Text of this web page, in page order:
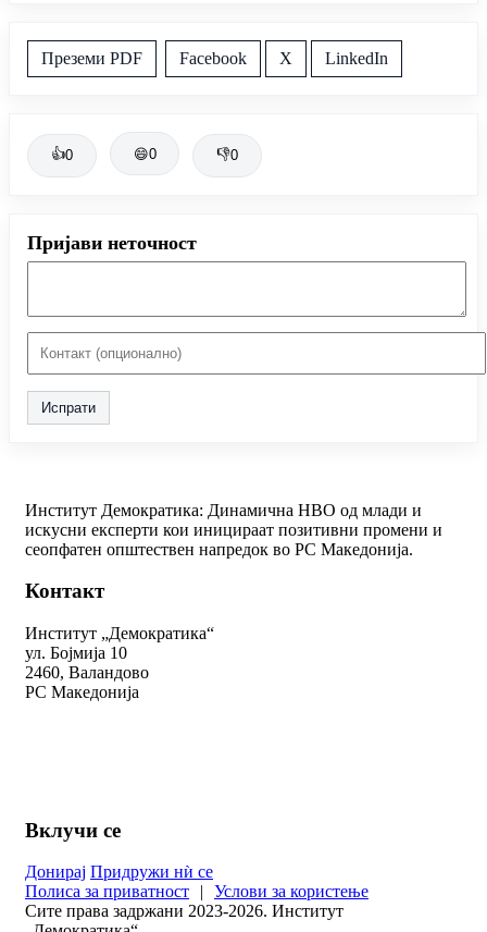
Преземи PDF Facebook X LinkedIn
👍0 😄0 👎0
Пријави неточност
Испрати
Институт Демократика: Динамична НВО од млади и
искусни експерти кои иницираат позитивни промени и
сеопфатен општествен напредок во РС Македонија.
Контакт
Институт „Демократика“
ул. Бојмија 10
2460, Валандово
РС Македонија
Вклучи се
Донирај Придружи нѝ се
Полиса за приватност
|
Услови за користење
Сите права задржани 2023-2026. Институт